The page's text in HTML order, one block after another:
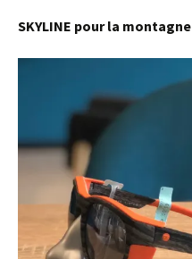
SKYLINE pour la montagne